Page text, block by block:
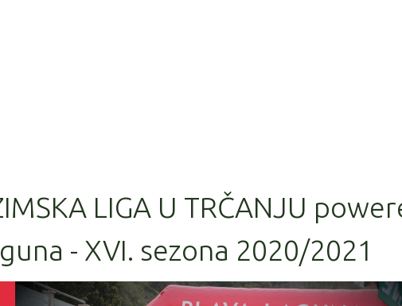
LIGA U TRČANJU
- XVI. sezona 2020/2021